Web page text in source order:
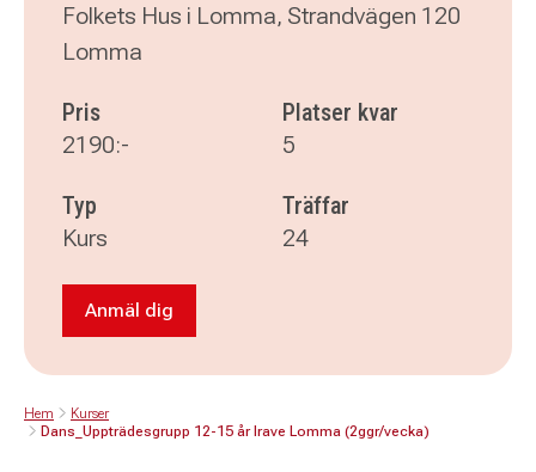
Folkets Hus i Lomma, Strandvägen 120
Lomma
Pris
2190:-
Platser kvar
5
Typ
Kurs
Träffar
24
Anmäl dig till Dans_Uppträdesgrupp 12-15 år
Anmäl dig
Hem
Kurser
Dans_Uppträdesgrupp 12-15 år Irave Lomma (2ggr/vecka)